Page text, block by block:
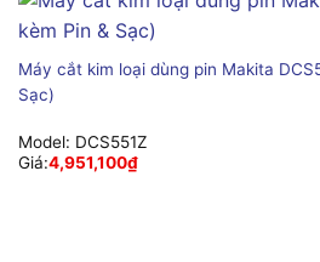
Máy cắt kim loại dùng pin Makita
Sạc)
Model: DCS551Z
Giá:4,951,100₫